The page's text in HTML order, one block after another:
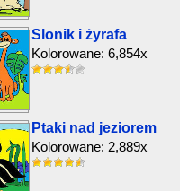
Slonik i żyrafa
Kolorowane: 6,854x
Ptaki nad jeziorem
Kolorowane: 2,889x